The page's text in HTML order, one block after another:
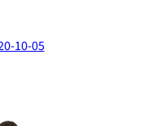
10-05